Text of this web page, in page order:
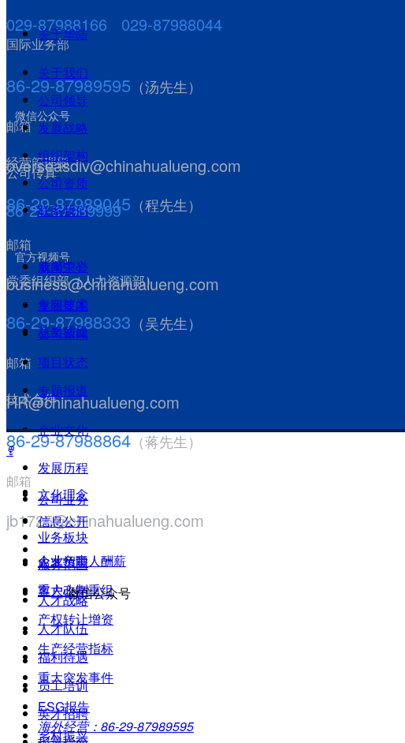
文化理念
人才队伍
福利待遇
员工培训
英才招聘
报道指南
员工心声
企业负责人
重大改制重
组
资
生产经营指
ESG报告
乡村振兴
끠搜索
CN
CN
EN
RU
029-87988166 029-87988044
国际业务部
86-29-87989595 （汤先生）
邮箱
overseasdiv@chinahualueng.com
经营管理部
86-29-87989045 （程先生）
邮箱
business@chinahualueng.com
党委组织部（人力资源部）
86-29-87988333 （吴先生）
邮箱
HR@chinahualueng.com
技术合作
86-29-87988864 （蒋先生）
邮箱
jb1725@chinahualueng.com
公司传真
86-29-87989999
微信公众号
官方视频号
关于华陆
关于我们
公司领导
发展战略
组织架构
公司资质
联系我们
新闻中心
集团要闻
公司新闻
项目状态
专题报道
公司业务
业务板块
服务范围
客户心声
成果荣誉
专有技术
获奖项目
企业文化
发展历程
文化理念
人才招聘
人才战略
人才队伍
福利待遇
员工培训
英才招聘
信息公开
企业负责人酬薪
重大改制重组
产权转让增资
生产经营指标
重大突发事件
ESG报告
乡村振兴
ꁸ
微信公众号
海外经营：86-29-87989595